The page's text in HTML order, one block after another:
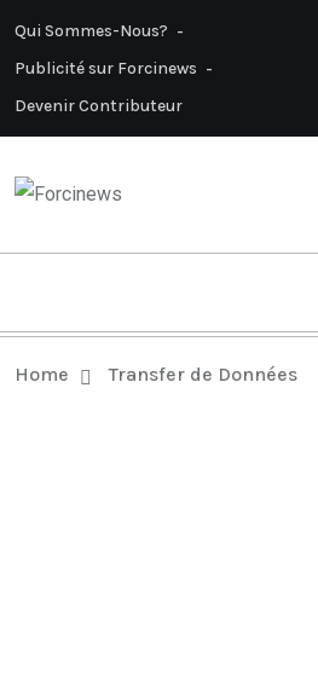
Qui Sommes-Nous?
Publicité sur Forcinews
Devenir Contributeur
Home Transfer de Données